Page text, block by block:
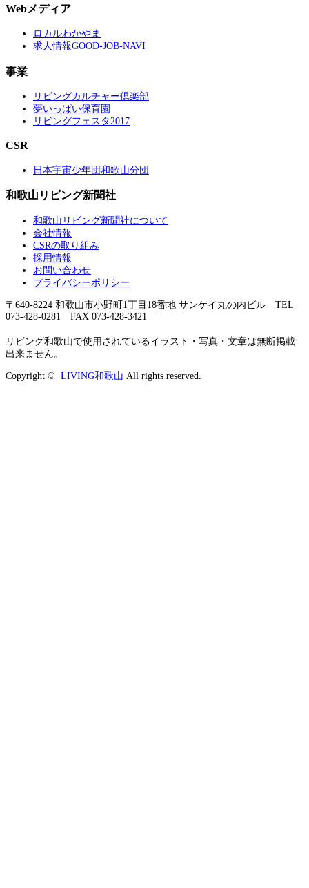
Webメディア
ロカルわかやま
求人情報GOOD-JOB-NAVI
事業
リビングカルチャー倶楽部
夢いっぱい保育園
リビングフェスタ2017
CSR
日本宇宙少年団和歌山分団
和歌山リビング新聞社
和歌山リビング新聞社について
会社情報
CSRの取り組み
採用情報
お問い合わせ
プライバシーポリシー
〒640-8224 和歌山市小野町1丁目18番地 サンケイ丸の内ビル TEL
073-428-0281 FAX 073-428-3421
リビング和歌山で使用されているイラスト・写真・文章は無断掲載
出来ません。
Copyright © LIVING和歌山 All rights reserved.